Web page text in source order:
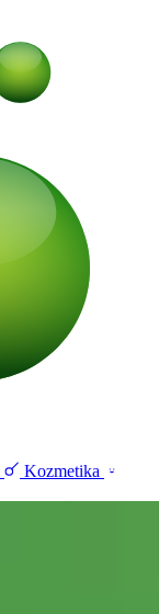
Kozmetika